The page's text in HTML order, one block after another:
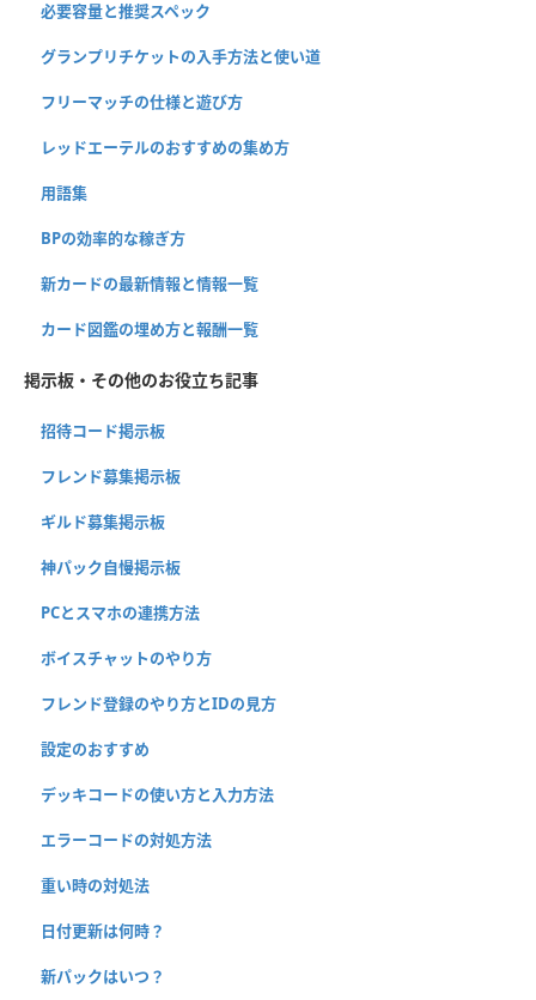
必要容量と推奨スペック
グランプリチケットの入手方法と使い道
フリーマッチの仕様と遊び方
レッドエーテルのおすすめの集め方
用語集
BPの効率的な稼ぎ方
新カードの最新情報と情報一覧
カード図鑑の埋め方と報酬一覧
掲示板・その他のお役立ち記事
招待コード掲示板
フレンド募集掲示板
ギルド募集掲示板
神パック自慢掲示板
PCとスマホの連携方法
ボイスチャットのやり方
フレンド登録のやり方とIDの見方
設定のおすすめ
デッキコードの使い方と入力方法
エラーコードの対処方法
重い時の対処法
日付更新は何時？
新パックはいつ？